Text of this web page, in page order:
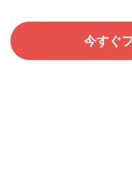
今すぐ